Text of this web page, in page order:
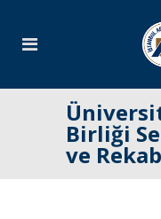
Birliği
ve